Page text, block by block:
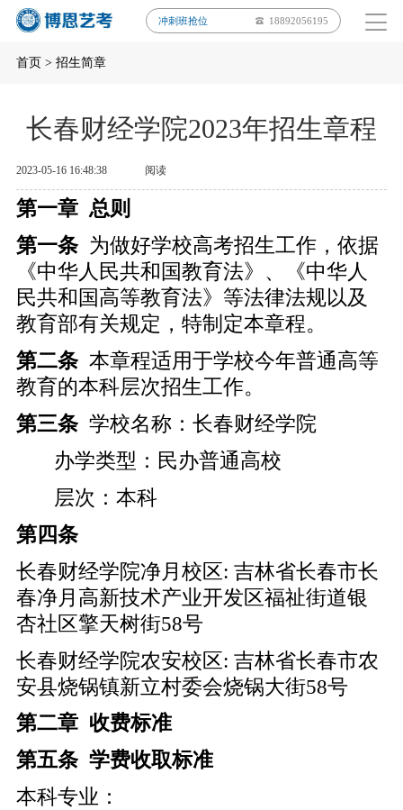
冲刺班抢位 18892056195
首页> 招生简章
长春财经学院2023年招生章程
2023-05-16 16:48:38 阅读
第一章 总则
第一条为做好学校高考招生工作，依据
《中华人民共和国教育法》、《中华人
民共和国高等教育法》等法律法规以及
教育部有关规定，特制定本章程。
第二条本章程适用于学校今年普通高等
教育的本科层次招生工作。
第三条学校名称：长春财经学院
办学类型：民办普通高校
层次：本科
第四条
长春财经学院净月校区: 吉林省长春市长
春净月高新技术产业开发区福祉街道银
杏社区擎天树街58号
长春财经学院农安校区: 吉林省长春市农
安县烧锅镇新立村委会烧锅大街58号
第二章 收费标准
第五条 学费收取标准
本科专业：